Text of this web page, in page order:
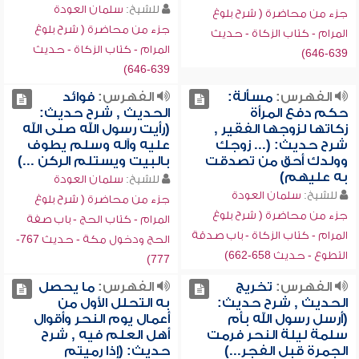
جزء من محاضرة ( شرح بلوغ
المرام - كتاب الزكاة - حديث
639-646)
للشيخ: سلمان العودة
جزء من محاضرة ( شرح بلوغ
المرام - كتاب الزكاة - حديث
639-646)
الفهرس:مسألة:
حكم دفع المرأة
زكاتها لزوجها الفقير ,
شرح حديث: (... زوجك
وولدك أحق من تصدقت
به عليهم)
للشيخ: سلمان العودة
جزء من محاضرة ( شرح بلوغ
المرام - كتاب الزكاة - باب صدقة
التطوع - حديث 658-662)
الفهرس:فوائد
الحديث , شرح حديث:
(رأيت رسول الله صلى الله
عليه وآله وسلم يطوف
بالبيت ويستلم الركن ...)
للشيخ: سلمان العودة
جزء من محاضرة ( شرح بلوغ
المرام - كتاب الحج - باب صفة
الحج ودخول مكة - حديث 767-
777)
الفهرس: تخريج
الحديث , شرح حديث:
(أرسل رسول الله بأم
سلمة ليلة النحر فرمت
الجمرة قبل الفجر...)
الفهرس:ما يحصل
به التحلل الأول من
أعمال يوم النحر وأقوال
أهل العلم فيه , شرح
حديث: (إذا رميتم